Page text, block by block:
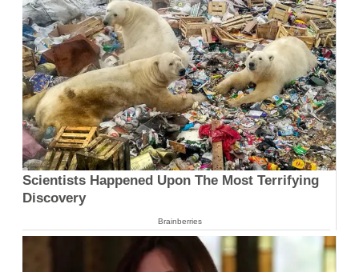
Scientists Happened Upon The Most Terrifying
Discovery
Brainberries